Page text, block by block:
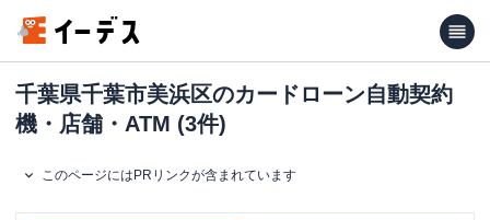
千葉県千葉市美浜区のカードローン自動契約
機・店舗・ATM (3件)
このページにはPRリンクが含まれています